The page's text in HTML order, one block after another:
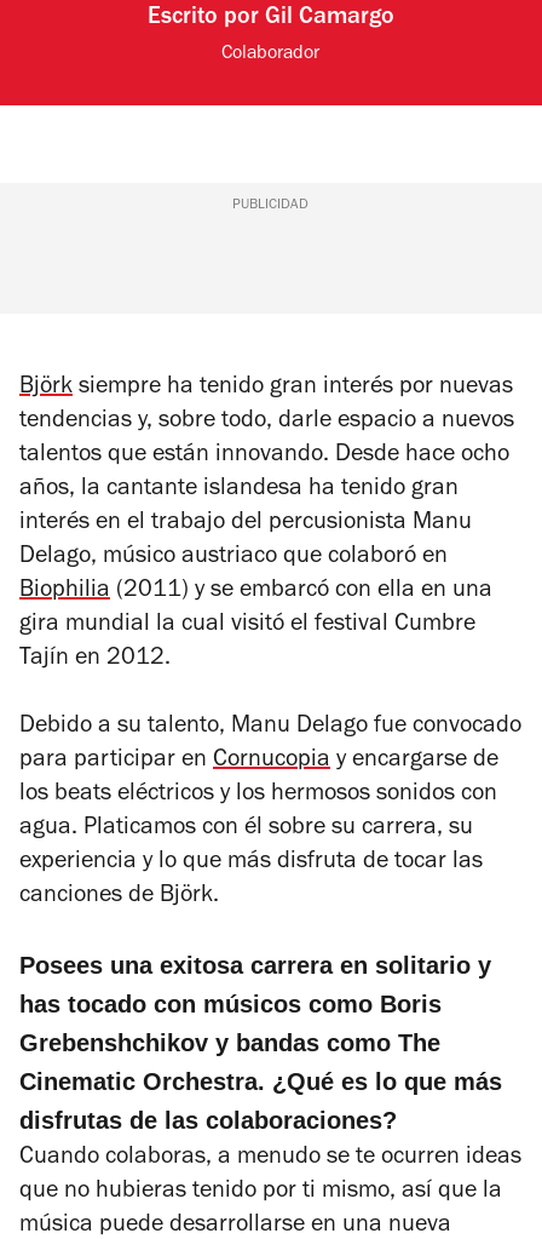
Escrito por Gil Camargo
Colaborador
PUBLICIDAD
Björk siempre ha tenido gran interés por nuevas
tendencias y, sobre todo, darle espacio a nuevos
talentos que están innovando. Desde hace ocho
años, la cantante islandesa ha tenido gran
interés en el trabajo del percusionista Manu
Delago, músico austriaco que colaboró en
Biophilia (2011) y se embarcó con ella en una
gira mundial la cual visitó el festival Cumbre
Tajín en 2012.
Debido a su talento, Manu Delago fue convocado
para participar en Cornucopia y encargarse de
los beats eléctricos y los hermosos sonidos con
agua. Platicamos con él sobre su carrera, su
experiencia y lo que más disfruta de tocar las
canciones de Björk.
Posees una exitosa carrera en solitario y
has tocado con músicos como Boris
Grebenshchikov y bandas como The
Cinematic Orchestra. ¿Qué es lo que más
disfrutas de las colaboraciones?
Cuando colaboras, a menudo se te ocurren ideas
que no hubieras tenido por ti mismo, así que la
música puede desarrollarse en una nueva